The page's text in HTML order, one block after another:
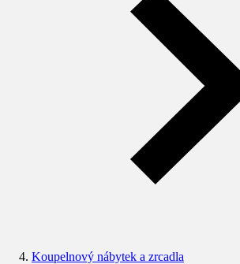
Koupelnový nábytek a zrcadla